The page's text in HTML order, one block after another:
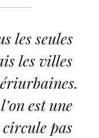
les seules
les villes
est une
circule pas